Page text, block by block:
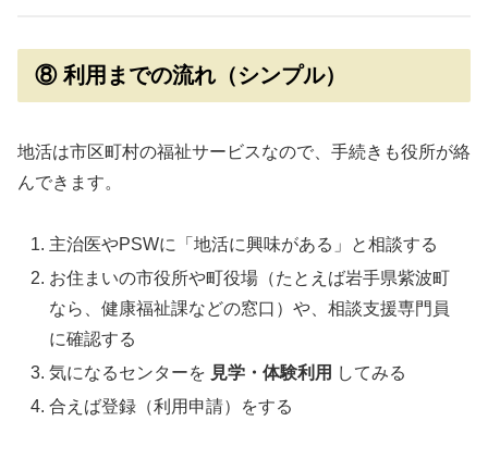
⑧ 利用までの流れ（シンプル）
地活は市区町村の福祉サービスなので、手続きも役所が絡
んできます。
主治医やPSWに「地活に興味がある」と相談する
お住まいの市役所や町役場（たとえば岩手県紫波町
なら、健康福祉課などの窓口）や、相談支援専門員
に確認する
気になるセンターを 見学・体験利用 してみる
合えば登録（利用申請）をする